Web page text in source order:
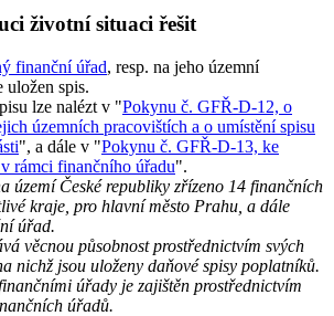
životní situaci řešit
finanční úřad, resp. na jeho územní
uložen spis.
lze nalézt v "Pokynu č. GFŘ-D-12, o
územních pracovištích a o umístění spisu
", a dále v "Pokynu č. GFŘ-D-13, ke
rámci finančního úřadu".
území České republiky zřízeno 14 finančních
kraje, pro hlavní město Prahu, a dále
úřad.
věcnou působnost prostřednictvím svých
nichž jsou uloženy daňové spisy poplatníků.
úřady je zajištěn prostřednictvím
úřadů.